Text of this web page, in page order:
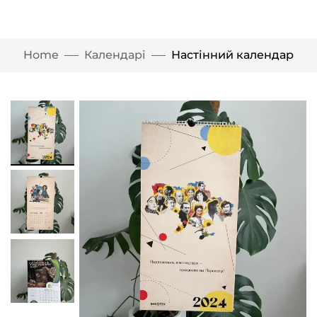
Home Календарі Настінний календар